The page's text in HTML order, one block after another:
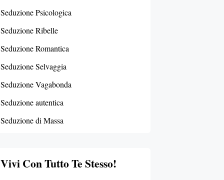
Seduzione Psicologica
Seduzione Ribelle
Seduzione Romantica
Seduzione Selvaggia
Seduzione Vagabonda
Seduzione autentica
Seduzione di Massa
Vivi Con Tutto Te Stesso!